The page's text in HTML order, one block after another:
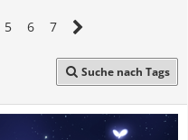
5 6 7
Suche nach Tags